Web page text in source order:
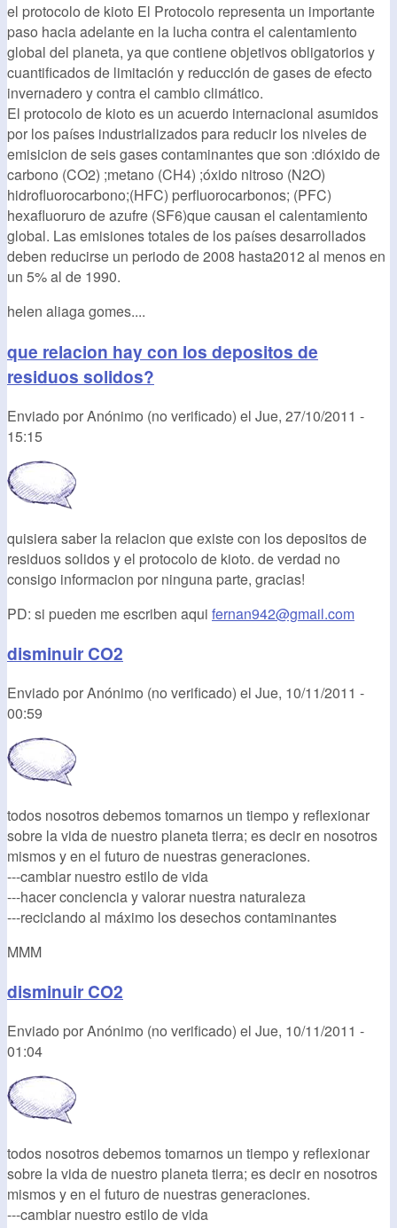
el protocolo de kioto El Protocolo representa un importante
paso hacia adelante en la lucha contra el calentamiento
global del planeta, ya que contiene objetivos obligatorios y
cuantificados de limitación y reducción de gases de efecto
invernadero y contra el cambio climático.
El protocolo de kioto es un acuerdo internacional asumidos
por los países industrializados para reducir los niveles de
emisicion de seis gases contaminantes que son :dióxido de
carbono (CO2) ;metano (CH4) ;óxido nitroso (N2O)
hidrofluorocarbono;(HFC) perfluorocarbonos; (PFC)
hexafluoruro de azufre (SF6)que causan el calentamiento
global. Las emisiones totales de los países desarrollados
deben reducirse un periodo de 2008 hasta2012 al menos en
un 5% al de 1990.
helen aliaga gomes....
que relacion hay con los depositos de
residuos solidos?
Enviado porAnónimo (no verificado) el Jue, 27/10/2011 -
15:15
quisiera saber la relacion que existe con los depositos de
residuos solidos y el protocolo de kioto. de verdad no
consigo informacion por ninguna parte, gracias!
PD: si pueden me escriben aqui fernan942@gmail.com
disminuir CO2
Enviado porAnónimo (no verificado) el Jue, 10/11/2011 -
00:59
todos nosotros debemos tomarnos un tiempo y reflexionar
sobre la vida de nuestro planeta tierra; es decir en nosotros
mismos y en el futuro de nuestras generaciones.
---cambiar nuestro estilo de vida
---hacer conciencia y valorar nuestra naturaleza
---reciclando al máximo los desechos contaminantes
MMM
disminuir CO2
Enviado porAnónimo (no verificado) el Jue, 10/11/2011 -
01:04
todos nosotros debemos tomarnos un tiempo y reflexionar
sobre la vida de nuestro planeta tierra; es decir en nosotros
mismos y en el futuro de nuestras generaciones.
---cambiar nuestro estilo de vida